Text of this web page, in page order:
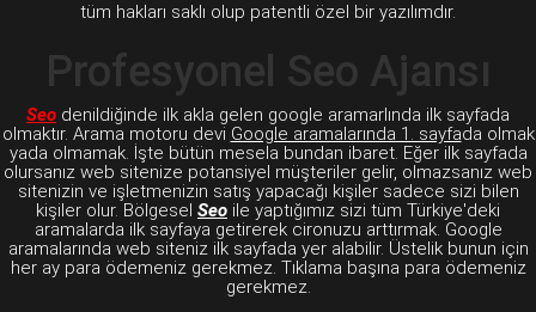
tüm hakları saklı olup patentli özel bir yazılımdır.
Profesyonel Seo Ajansı
Seo denildiğinde ilk akla gelen google aramarlında ilk sayfada
olmaktır. Arama motoru devi Google aramalarında 1. sayfada olmak
yada olmamak. İşte bütün mesela bundan ibaret. Eğer ilk sayfada
olursanız web sitenize potansiyel müşteriler gelir, olmazsanız web
sitenizin ve işletmenizin satış yapacağı kişiler sadece sizi bilen
kişiler olur. Bölgesel Seo ile yaptığımız sizi tüm Türkiye'deki
aramalarda ilk sayfaya getirerek cironuzu arttırmak. Google
aramalarında web siteniz ilk sayfada yer alabilir. Üstelik bunun için
her ay para ödemeniz gerekmez. Tıklama başına para ödemeniz
gerekmez.